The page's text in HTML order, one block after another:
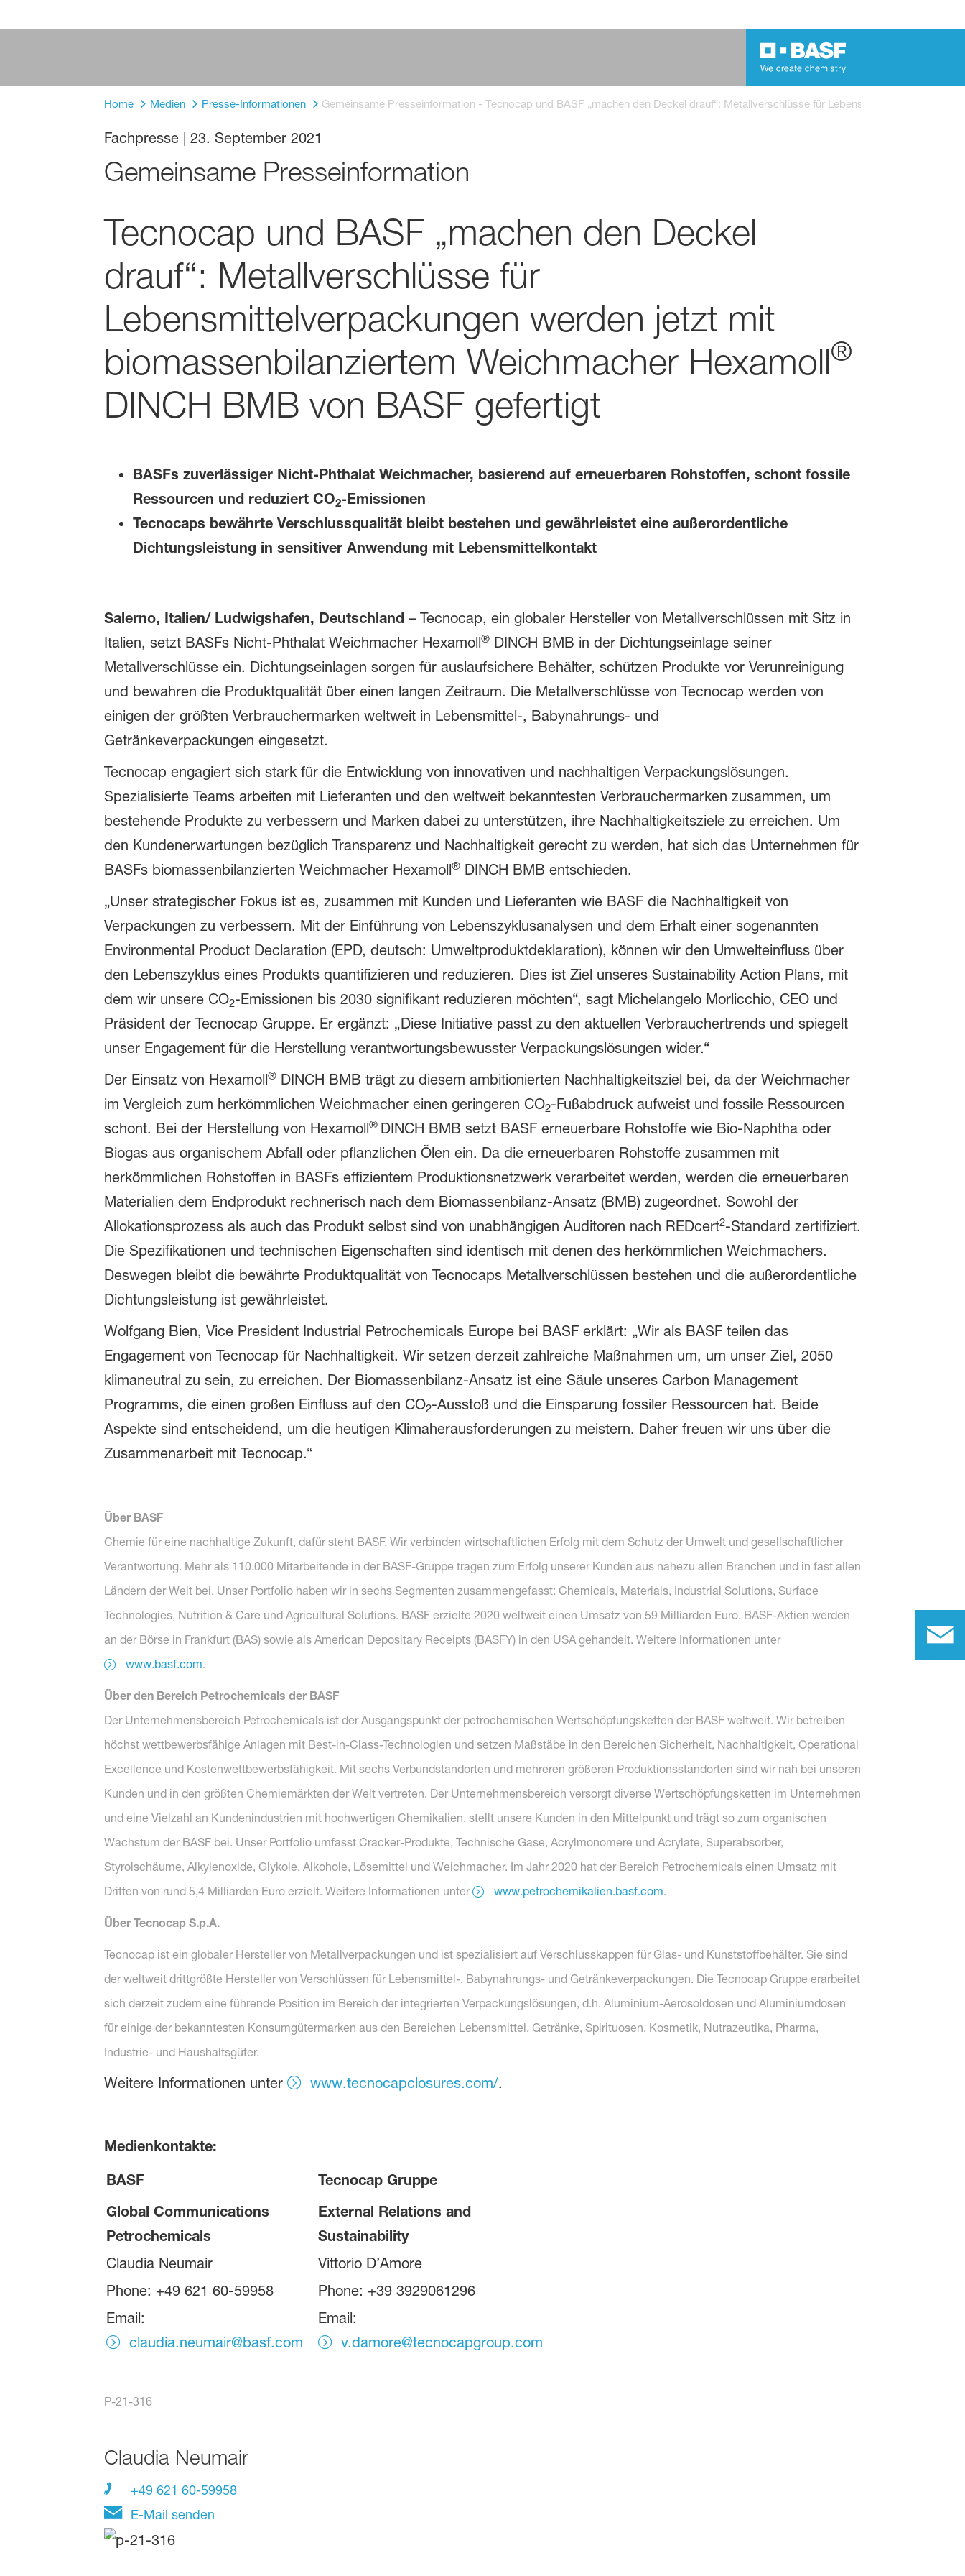
Home Medien Presse-Informationen Gemeinsame Presseinformation - Tecnocap und BASF „machen den Deckel drauf“: Metallverschlüsse für
Fachpresse| 23. September 2021
Gemeinsame Presseinformation
Tecnocap und BASF „machen den Deckel
drauf“: Metallverschlüsse für
Lebensmittelverpackungen werden jetzt mit
biomassenbilanziertem Weichmacher Hexamoll®
DINCH BMB von BASF gefertigt
BASFs zuverlässiger Nicht-Phthalat Weichmacher, basierend auf erneuerbaren Rohstoffen, schont fossile
Ressourcen und reduziert CO2-Emissionen
Tecnocaps bewährte Verschlussqualität bleibt bestehen und gewährleistet eine außerordentliche
Dichtungsleistung in sensitiver Anwendung mit Lebensmittelkontakt
Salerno, Italien/ Ludwigshafen, Deutschland– Tecnocap, ein globaler Hersteller von Metallverschlüssen mit Sitz in
Italien, setzt BASFs Nicht-Phthalat Weichmacher Hexamoll®DINCH BMB in der Dichtungseinlage seiner
Metallverschlüsse ein. Dichtungseinlagen sorgen für auslaufsichere Behälter, schützen Produkte vor Verunreinigung
und bewahren die Produktqualität über einen langen Zeitraum. Die Metallverschlüsse von Tecnocap werden von
einigen der größten Verbrauchermarken weltweit in Lebensmittel-, Babynahrungs- und
Getränkeverpackungen eingesetzt.
Tecnocap engagiert sich stark für die Entwicklung von innovativen und nachhaltigen Verpackungslösungen.
Spezialisierte Teams arbeiten mit Lieferanten und den weltweit bekanntesten Verbrauchermarken zusammen, um
bestehende Produkte zu verbessern und Marken dabei zu unterstützen, ihre Nachhaltigkeitsziele zu erreichen. Um
den Kundenerwartungen bezüglich Transparenz und Nachhaltigkeit gerecht zu werden, hat sich das Unternehmen für
BASFs biomassenbilanzierten Weichmacher Hexamoll®DINCH BMB entschieden.
„Unser strategischer Fokus ist es, zusammen mit Kunden und Lieferanten wie BASF die Nachhaltigkeit von
Verpackungen zu verbessern. Mit der Einführung von Lebenszyklusanalysen und dem Erhalt einer sogenannten
Environmental Product Declaration (EPD, deutsch: Umweltproduktdeklaration), können wir den Umwelteinfluss über
den Lebenszyklus eines Produkts quantifizieren und reduzieren. Dies ist Ziel unseres Sustainability Action Plans, mit
dem wir unsere CO2-Emissionen bis 2030 signifikant reduzieren möchten“, sagt Michelangelo Morlicchio, CEO und
Präsident der Tecnocap Gruppe. Er ergänzt: „Diese Initiative passt zu den aktuellen Verbrauchertrends und spiegelt
unser Engagement für die Herstellung verantwortungsbewusster Verpackungslösungen wider.“
Der Einsatz von Hexamoll®DINCH BMB trägt zu diesem ambitionierten Nachhaltigkeitsziel bei, da der Weichmacher
im Vergleich zum herkömmlichen Weichmacher einen geringeren CO2-Fußabdruck aufweist und fossile Ressourcen
schont. Bei der Herstellung von Hexamoll® DINCH BMB setzt BASF erneuerbare Rohstoffe wie Bio-Naphtha oder
Biogas aus organischem Abfall oder pflanzlichen Ölen ein. Da die erneuerbaren Rohstoffe zusammen mit
herkömmlichen Rohstoffen in BASFs effizientem Produktionsnetzwerk verarbeitet werden, werden die erneuerbaren
Materialien dem Endprodukt rechnerisch nach dem Biomassenbilanz-Ansatz (BMB) zugeordnet. Sowohl der
Allokationsprozess als auch das Produkt selbst sind von unabhängigen Auditoren nach REDcert2-Standard zertifiziert.
Die Spezifikationen und technischen Eigenschaften sind identisch mit denen des herkömmlichen Weichmachers.
Deswegen bleibt die bewährte Produktqualität von Tecnocaps Metallverschlüssen bestehen und die außerordentliche
Dichtungsleistung ist gewährleistet.
Wolfgang Bien, Vice President Industrial Petrochemicals Europe bei BASF erklärt: „Wir als BASF teilen das
Engagement von Tecnocap für Nachhaltigkeit. Wir setzen derzeit zahlreiche Maßnahmen um, um unser Ziel, 2050
klimaneutral zu sein, zu erreichen. Der Biomassenbilanz-Ansatz ist eine Säule unseres Carbon Management
Programms, die einen großen Einfluss auf den CO2-Ausstoß und die Einsparung fossiler Ressourcen hat. Beide
Aspekte sind entscheidend, um die heutigen Klimaherausforderungen zu meistern. Daher freuen wir uns über die
Zusammenarbeit mit Tecnocap.“
Über BASF
Chemie für eine nachhaltige Zukunft, dafür steht BASF. Wir verbinden wirtschaftlichen Erfolg mit dem Schutz der Umwelt und gesellschaftlicher
Verantwortung. Mehr als 110.000 Mitarbeitende in der BASF-Gruppe tragen zum Erfolg unserer Kunden aus nahezu allen Branchen und in fast allen
Ländern der Welt bei. Unser Portfolio haben wir in sechs Segmenten zusammengefasst: Chemicals, Materials, Industrial Solutions, Surface
Technologies, Nutrition & Care und Agricultural Solutions. BASF erzielte 2020 weltweit einen Umsatz von 59 Milliarden Euro. BASF-Aktien werden
an der Börse in Frankfurt (BAS) sowie als American Depositary Receipts (BASFY) in den USA gehandelt. Weitere Informationen unter
www.basf.com.
Über den Bereich Petrochemicals der BASF
Der Unternehmensbereich Petrochemicals ist der Ausgangspunkt der petrochemischen Wertschöpfungsketten der BASF weltweit. Wir betreiben
höchst wettbewerbsfähige Anlagen mit Best-in-Class-Technologien und setzen Maßstäbe in den Bereichen Sicherheit, Nachhaltigkeit, Operational
Excellence und Kostenwettbewerbsfähigkeit. Mit sechs Verbundstandorten und mehreren größeren Produktionsstandorten sind wir nah bei unseren
Kunden und in den größten Chemiemärkten der Welt vertreten. Der Unternehmensbereich versorgt diverse Wertschöpfungsketten im Unternehmen
und eine Vielzahl an Kundenindustrien mit hochwertigen Chemikalien, stellt unsere Kunden in den Mittelpunkt und trägt so zum organischen
Wachstum der BASF bei. Unser Portfolio umfasst Cracker-Produkte, Technische Gase, Acrylmonomere und Acrylate, Superabsorber,
Styrolschäume, Alkylenoxide, Glykole, Alkohole, Lösemittel und Weichmacher. Im Jahr 2020 hat der Bereich Petrochemicals einen Umsatz mit
Dritten von rund 5,4 Milliarden Euro erzielt. Weitere Informationen unter
www.petrochemikalien.basf.com.
Über Tecnocap S.p.A.
Tecnocap ist ein globaler Hersteller von Metallverpackungen und ist spezialisiert auf Verschlusskappen für Glas- und Kunststoffbehälter. Sie sind
der weltweit drittgrößte Hersteller von Verschlüssen für Lebensmittel-, Babynahrungs- und Getränkeverpackungen. Die Tecnocap Gruppe erarbeitet
sich derzeit zudem eine führende Position im Bereich der integrierten Verpackungslösungen, d.h. Aluminium-Aerosoldosen und Aluminiumdosen
für einige der bekanntesten Konsumgütermarken aus den Bereichen Lebensmittel, Getränke, Spirituosen, Kosmetik, Nutrazeutika, Pharma,
Industrie- und Haushaltsgüter.
Weitere Informationen unter www.tecnocapclosures.com/.
Medienkontakte:
BASF
Global Communications
Petrochemicals
Tecnocap Gruppe
External Relations and
Sustainability
Claudia Neumair
Vittorio D’Amore
Phone: +49 621 60-59958
Phone: +39 3929061296
Email:
claudia.neumair@basf.com
Email:
v.damore@tecnocapgroup.com
P-21-316
Claudia Neumair
+49 621 60-59958
E-Mail senden